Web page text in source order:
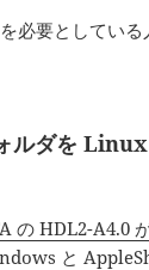
必要としている
ルダを Linux
の HDL2-A4.0
と